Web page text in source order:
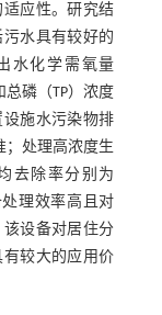
应性。研究结
水具有较好的
水化学需氧量
总磷（TP）浓度
施水污染物排
；处理高浓度生
去除率分别为
处理效率高且对
设备对居住分
较大的应用价